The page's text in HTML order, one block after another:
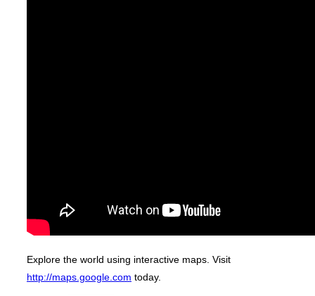
Explore the world using interactive maps. Visit
http://maps.google.com today.